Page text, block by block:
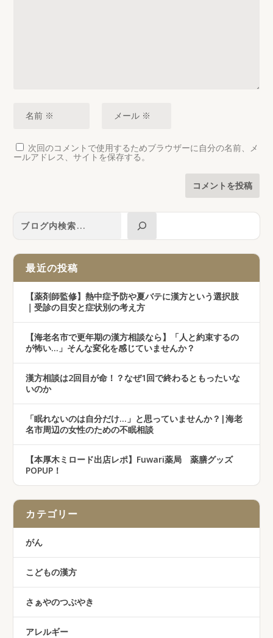
次回のコメントで使用するためブラウザーに自分の名前、メ
ールアドレス、サイトを保存する。
最近の投稿
【薬剤師監修】熱中症予防や夏バテに漢方という選択肢
｜受診の目安と症状別の考え方
【海老名市で更年期の漢方相談なら】「人と約束するの
が怖い…」そんな変化を感じていませんか？
漢方相談は2回目が命！？なぜ1回で終わるともったいな
いのか
「眠れないのは自分だけ…」と思っていませんか？|海老
名市周辺の女性のための不眠相談
【本厚木ミロード出店レポ】Fuwari薬局 薬膳グッズ
POPUP！
カテゴリー
がん
こどもの漢方
さぁやのつぶやき
アレルギー